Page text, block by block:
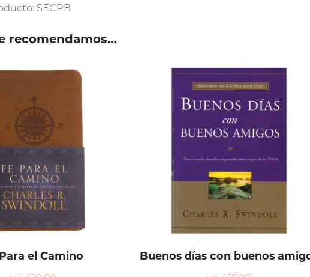
SECPB
recomendamos…
el Camino Buenos días con buenos